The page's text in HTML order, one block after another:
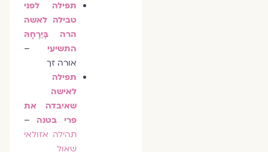
תפילה לפני
טבילה לאשה
הרה בְּיַרְחָהּ
התשיעי–
אורה זך
תפילה
לאישה
שאיבדה את
פרי בטנה–
תהילה אזולאי
שאול